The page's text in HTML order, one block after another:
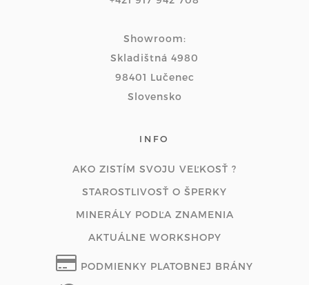
Showroom:
Skladištná 4980
98401 Lučenec
Slovensko
INFO
AKO ZISTÍM SVOJU VEĽKOSŤ ?
STAROSTLIVOSŤ O ŠPERKY
MINERÁLY PODĽA ZNAMENIA
AKTUÁLNE WORKSHOPY
PODMIENKY PLATOBNEJ BRÁNY